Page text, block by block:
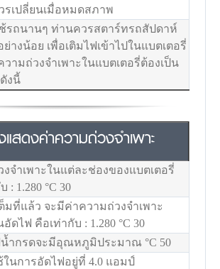
รเปลี่ยนเมื่อหมดสภาพ
ช้รถนานๆ ท่านควรสตาร์ทรถสัปดาห์
ย่างน้อย เพื่อเติมไฟเข้าไปในแบตเตอรี่
ามถ่วงจำเพาะในแบตเตอรี่ต้องเป็น
งนี้
แสดงค่าความถ่วงจำเพาะ
จำเพาะในแต่ละช่องของแบตเตอรี่
: 1.280 °C 30
มที่แล้ว จะมีค่าความถ่วงจำเพาะ
ดไฟ คือเท่ากับ : 1.280 °C 30
ำกรดจะมีอุณหภูมิประมาณ °C 50
ในการอัดไฟอยู่ที่ 4.0 แอมป์